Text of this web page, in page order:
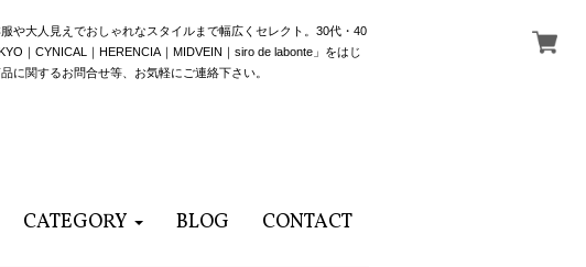
や大人見えでおしゃれなスタイルまで幅広くセレクト。30代・40
｜CYNICAL｜HERENCIA｜MIDVEIN｜siro de labonte」をはじ
に関するお問合せ等、お気軽にご連絡下さい。
CATEGORY BLOG CONTACT